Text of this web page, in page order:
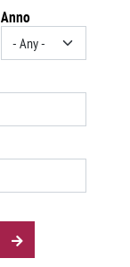
Anno